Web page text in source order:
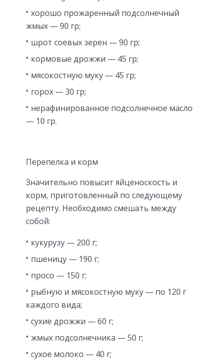
хорошо прожаренный подсолнечный
жмых — 90 гр;
шрот соевых зерен — 90 гр;
кормовые дрожжи — 45 гр;
мясокостную муку — 45 гр;
горох — 30 гр;
нерафинированное подсолнечное масло
— 10 гр.
Перепелка и корм
Значительно повысит яйценоскость и
корм, приготовленный по следующему
рецепту. Необходимо смешать между
собой:
кукурузу — 200 г;
пшеницу — 190 г;
просо — 150 г;
рыбную и мясокостную муку — по 120 г
каждого вида;
сухие дрожжи — 60 г;
жмых подсолнечника — 50 г;
сухое молоко — 40 г;